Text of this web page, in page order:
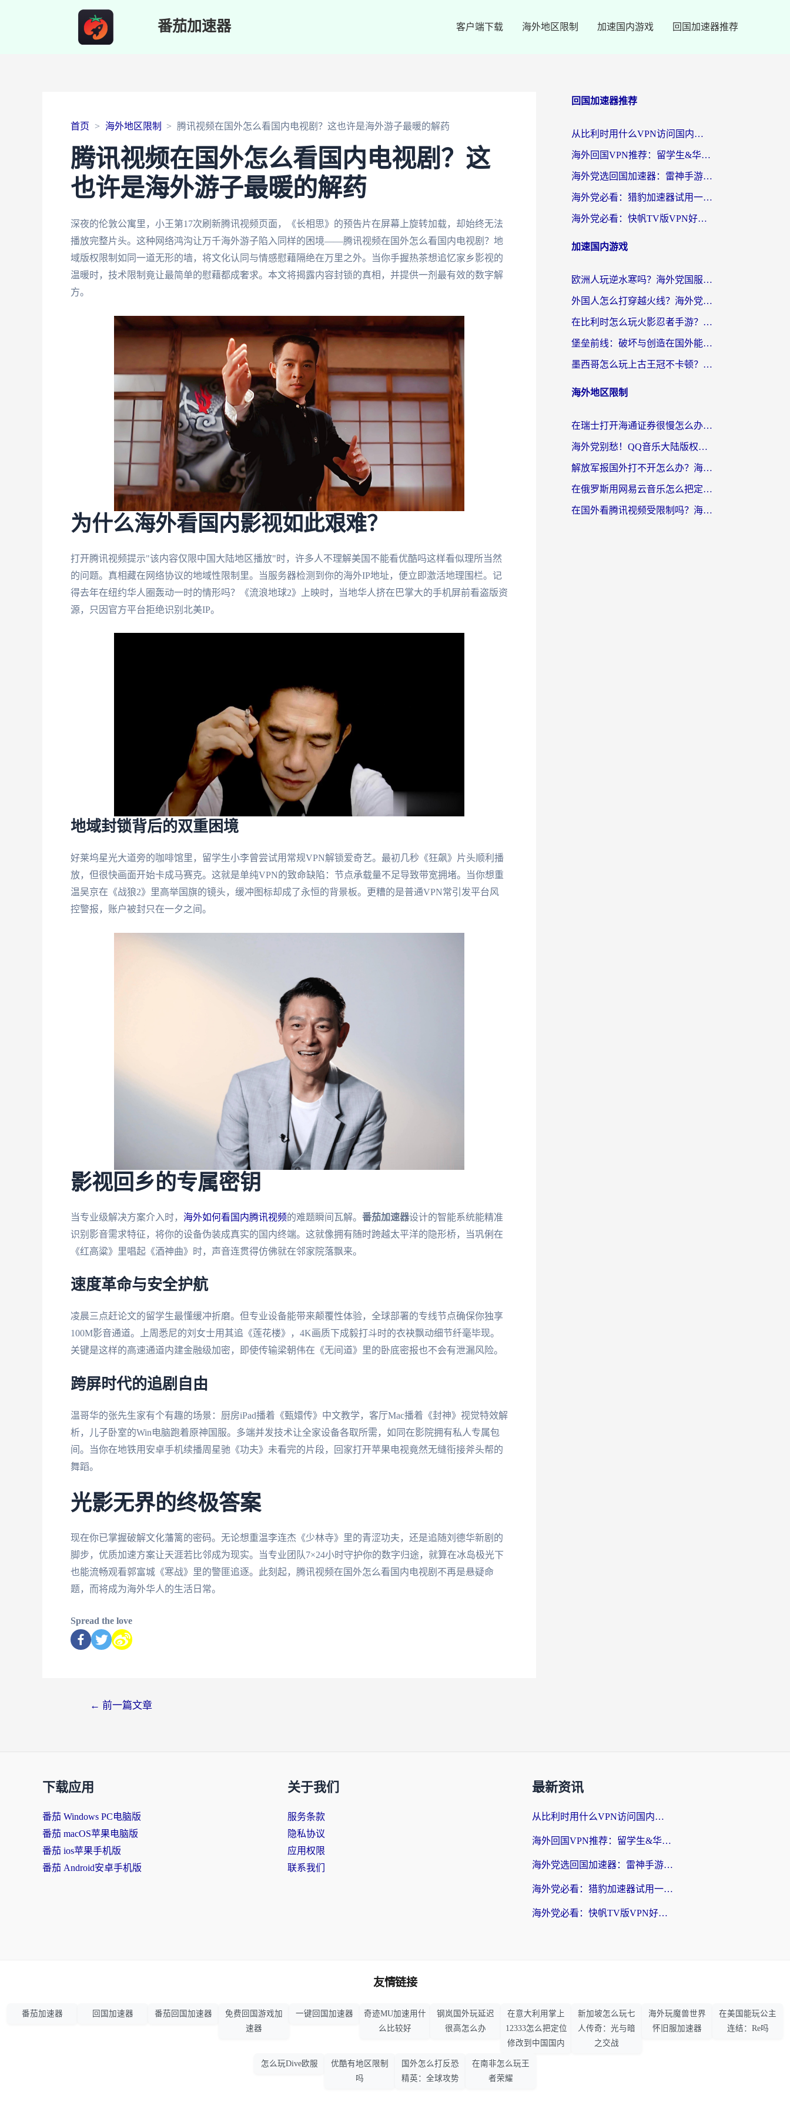
番茄加速器 客户端下载 海外地区限制 加速国内游戏 回国加速器推荐
首页 海外地区限制 腾讯视频在国外怎么看国内电视剧？这也许是海外游子最暖的解药
腾讯视频在国外怎么看国内电视剧？这
也许是海外游子最暖的解药
深夜的伦敦公寓里，小王第17次刷新腾讯视频页面，《长相思》的预告片在屏幕上旋转加载，却始终无法
播放完整片头。这种网络鸿沟让万千海外游子陷入同样的困境——腾讯视频在国外怎么看国内电视剧？地
域版权限制如同一道无形的墙，将文化认同与情感慰藉隔绝在万里之外。当你手握热茶想追忆家乡影视的
温暖时，技术限制竟让最简单的慰藉都成奢求。本文将揭露内容封锁的真相，并提供一剂最有效的数字解
方。
为什么海外看国内影视如此艰难？
打开腾讯视频提示"该内容仅限中国大陆地区播放"时，许多人不理解美国不能看优酷吗这样看似理所当然
的问题。真相藏在网络协议的地域性限制里。当服务器检测到你的海外IP地址，便立即激活地理围栏。记
得去年在纽约华人圈轰动一时的情形吗？《流浪地球2》上映时，当地华人挤在巴掌大的手机屏前看盗版资
源，只因官方平台拒绝识别北美IP。
地域封锁背后的双重困境
好莱坞星光大道旁的咖啡馆里，留学生小李曾尝试用常规VPN解锁爱奇艺。最初几秒《狂飙》片头顺利播
放，但很快画面开始卡成马赛克。这就是单纯VPN的致命缺陷：节点承载量不足导致带宽拥堵。当你想重
温吴京在《战狼2》里高举国旗的镜头，缓冲图标却成了永恒的背景板。更糟的是普通VPN常引发平台风
控警报，账户被封只在一夕之间。
影视回乡的专属密钥
当专业级解决方案介入时， 海外如何看国内腾讯视频的难题瞬间瓦解。 番茄加速器设计的智能系统能精准
识别影音需求特征，将你的设备伪装成真实的国内终端。这就像拥有随时跨越太平洋的隐形桥，当巩俐在
《红高粱》里唱起《酒神曲》时，声音连贯得仿佛就在邻家院落飘来。
速度革命与安全护航
凌晨三点赶论文的留学生最懂缓冲折磨。但专业设备能带来颠覆性体验，全球部署的专线节点确保你独享
100M影音通道。上周悉尼的刘女士用其追《莲花楼》，4K画质下成毅打斗时的衣袂飘动细节纤毫毕现。
关键是这样的高速通道内建金融级加密，即使传输梁朝伟在《无间道》里的卧底密报也不会有泄漏风险。
跨屏时代的追剧自由
温哥华的张先生家有个有趣的场景：厨房iPad播着《甄嬛传》中文教学，客厅Mac播着《封神》视觉特效解
析，儿子卧室的Win电脑跑着原神国服。多端并发技术让全家设备各取所需，如同在影院拥有私人专属包
间。当你在地铁用安卓手机续播周星驰《功夫》未看完的片段，回家打开苹果电视竟然无缝衔接斧头帮的
舞蹈。
光影无界的终极答案
现在你已掌握破解文化藩篱的密码。无论想重温李连杰《少林寺》里的青涩功夫，还是追随刘德华新剧的
脚步，优质加速方案让天涯若比邻成为现实。当专业团队7×24小时守护你的数字归途，就算在冰岛极光下
也能流畅观看郭富城《寒战》里的警匪追逐。此刻起，腾讯视频在国外怎么看国内电视剧不再是悬疑命
题，而将成为海外华人的生活日常。
Spread the love
← 前一篇文章
回国加速器推荐
从比利时用什么VPN访问国内？3年海外党亲测有效的无缝回国上网指南
海外回国VPN推荐：留学生&华人无缝访问国内资源的实用指南
海外党选回国加速器：雷神手游和SpeedCN哪个好？附避坑指南
海外党必看：猎豹加速器试用一小时后，我终于找到无缝访问国内资源的正确姿势
海外党必看：快帆TV版VPN好用吗？和畅游VPN对比哪个回国效果更好？附实用选择指南
加速国内游戏
欧洲人玩逆水寒吗？海外党国服游戏畅玩终极指南（附低延迟秘籍）
外国人怎么打穿越火线？海外党国服游戏加速器终极攻略（附3大热门游戏解决方案）
在比利时怎么玩火影忍者手游？海外党亲测有效的国服游戏加速指南
堡垒前线：破坏与创造在国外能玩国服吗？海外玩家国服畅玩终极指南
墨西哥怎么玩上古王冠不卡顿？海外党国服游戏加速器选择全攻略
海外地区限制
在瑞士打开海通证券很慢怎么办？留学生&海外华人的回国加速全攻略
海外党别愁！QQ音乐大陆版权限制怎么破？附咪咕视频、B站地区限制解除全攻略
解放军报国外打不开怎么办？海外华人必备回国加速指南，看奥运拳击、听酷狗音乐全搞定
在俄罗斯用网易云音乐怎么把定位修改到中国国内？海外党听歌自由的钥匙找到了
在国外看腾讯视频受限制吗？海外党亲测有效的回国加速器选择指南
下载应用
番茄 Windows PC电脑版
番茄 macOS苹果电脑版
番茄 ios苹果手机版
番茄 Android安卓手机版
关于我们
服务条款
隐私协议
应用权限
联系我们
最新资讯
从比利时用什么VPN访问国内？3年海外党亲测有效的无缝回国上网指南
海外回国VPN推荐：留学生&华人无缝访问国内资源的实用指南
海外党选回国加速器：雷神手游和SpeedCN哪个好？附避坑指南
海外党必看：猎豹加速器试用一小时后，我终于找到无缝访问国内资源的正确姿势
海外党必看：快帆TV版VPN好用吗？和畅游VPN对比哪个回国效果更好？附实用选择指南
友情链接
番茄加速器 回国加速器 番茄回国加速器
免费回国游戏加
速器
一键回国加速器
奇迹MU加速用什
么比较好
钢岚国外玩延迟
很高怎么办
在意大利用掌上
12333怎么把定位
修改到中国国内
新加坡怎么玩七
人传奇：光与暗
之交战
海外玩魔兽世界
怀旧服加速器
在美国能玩公主
连结：Re吗
怎么玩Dive欧服
优酷有地区限制
吗
国外怎么打反恐
精英：全球攻势
在南非怎么玩王
者荣耀